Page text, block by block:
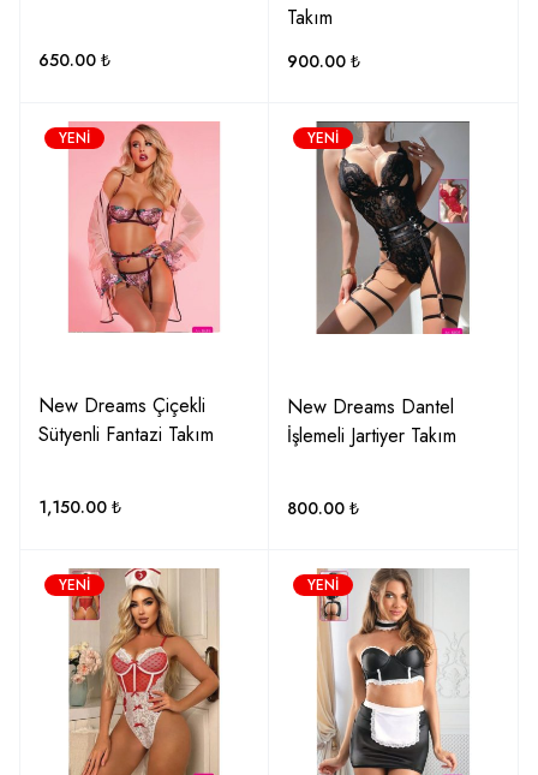
650.00 ₺
Takım
900.00 ₺
YENI
New Dreams Çiçekli
Sütyenli Fantazi Takım
1,150.00 ₺
YENI
New Dreams Dantel
İşlemeli Jartiyer Takım
800.00 ₺
YENI YENI